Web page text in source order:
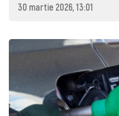
30 martie 2026, 13:01